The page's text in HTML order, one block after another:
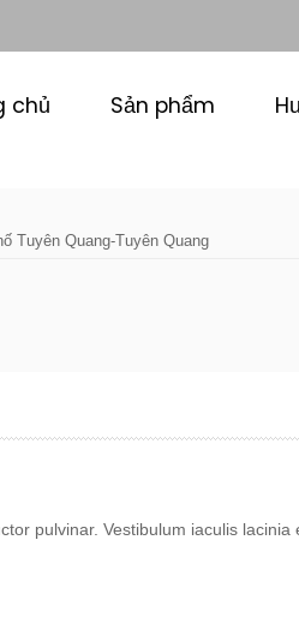
chủ Sản phẩm
Tuyên Quang-Tuyên Quang
pulvinar. Vestibulum iaculis lacinia